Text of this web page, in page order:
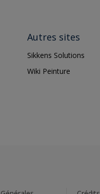
Autres sites
Sikkens Solutions
Wiki Peinture